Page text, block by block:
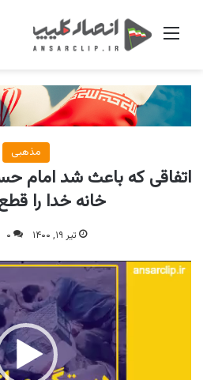
منو
مذهبی
اتفاقی که باعث شد امام
خانه خدا را
تیر ۱۹, ۱۴۰۰ ۰
نمایشگر
ویدیو